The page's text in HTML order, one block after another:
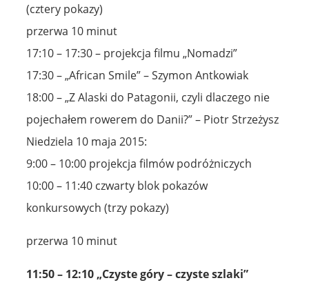
(cztery pokazy)
przerwa 10 minut
17:10 – 17:30 – projekcja filmu „Nomadzi”
17:30 – „African Smile” – Szymon Antkowiak
18:00 – „Z Alaski do Patagonii, czyli dlaczego nie
pojechałem rowerem do Danii?” – Piotr Strzeżysz
Niedziela 10 maja 2015:
9:00 – 10:00 projekcja filmów podróżniczych
10:00 – 11:40 czwarty blok pokazów
konkursowych (trzy pokazy)
przerwa 10 minut
11:50 – 12:10 „Czyste góry – czyste szlaki”